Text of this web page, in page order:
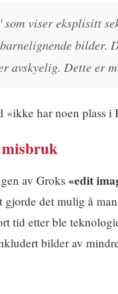
viser eksplisitt
bilder.
avskyelig. Dette er
har noen plass i
misbruk
av Groks «edit
gjorde det mulig å
tid etter ble
bilder av